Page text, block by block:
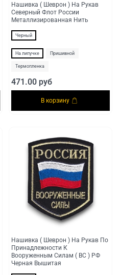
Нашивка ( Шеврон ) На Рукав
Северный Флот России
Металлизированная Нить
Черный
На липучке Пришивной
Термопленка
471.00 руб
В корзину
Нашивка ( Шеврон ) На Рукав По
Принадлежности К
Вооруженным Силам ( ВС ) РФ
Черная Вышитая